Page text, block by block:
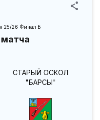
25/26 Финал Б
матча
СТАРЫЙ ОСКОЛ
"БАРСЫ"